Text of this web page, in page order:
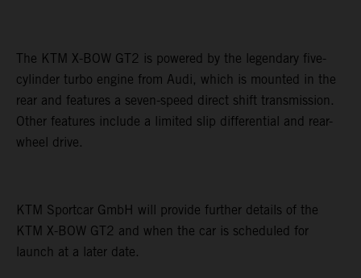
The KTM X-BOW GT2 is powered by the legendary five-
cylinder turbo engine from Audi, which is mounted in the
rear and features a seven-speed direct shift transmission.
Other features include a limited slip differential and rear-
wheel drive.
KTM Sportcar GmbH will provide further details of the
KTM X-BOW GT2 and when the car is scheduled for
launch at a later date.